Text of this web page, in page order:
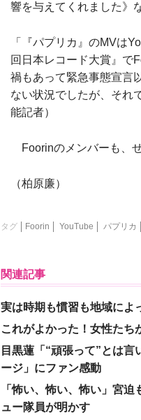
響を与えてくれました》
「『パプリカ』のMVは
回日本レコード大賞』で
禍もあって緊急事態宣言
ない状況でしたが、それ
能記者）
Foorinのメンバーも、
（柏原廉）
タグ Foorin YouTube パプリカ
関連記事
実は時期も慣習も地域によ
これがよかった！女性たち
目黒蓮「“頑張って”とは
ージ」にファン感動
「怖い、怖い、怖い」宮
ュー隊員が明かす